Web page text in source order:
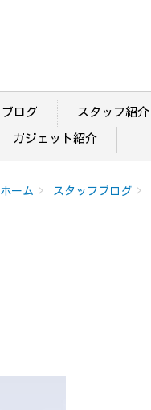
ブログ スタッフ紹介
ガジェット紹介
ホーム スタッフブログ